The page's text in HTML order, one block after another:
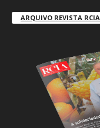
ARQUIVO REVISTA RCIA